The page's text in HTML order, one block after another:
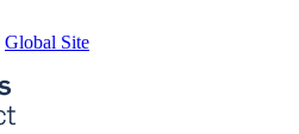
Global Site